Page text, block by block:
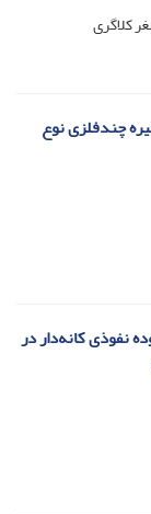
کلاگری
چندفلزی نوع
نفوذی کانه‌دار در